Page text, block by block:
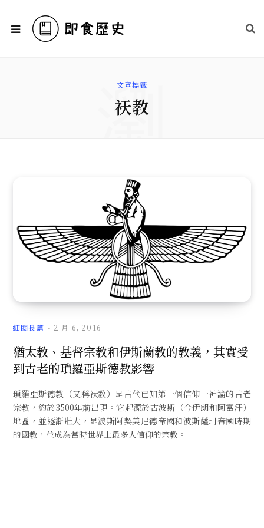
文章標籤
祆教
瀏
覽
文
章
細閱長篇 2 月 6, 2016
猶太教、基督宗教和伊斯蘭教的教義，其實受
到古老的瑣羅亞斯德教影響
瑣羅亞斯德教（又稱祆教）是古代已知第一個信仰一神論的古老
宗教，約於3500年前出現。它起源於古波斯（今伊朗和阿富汗）
地區，並逐漸壯大，是波斯阿契美尼德帝國和波斯薩珊帝國時期
的國教，並成為當時世界上最多人信仰的宗教。